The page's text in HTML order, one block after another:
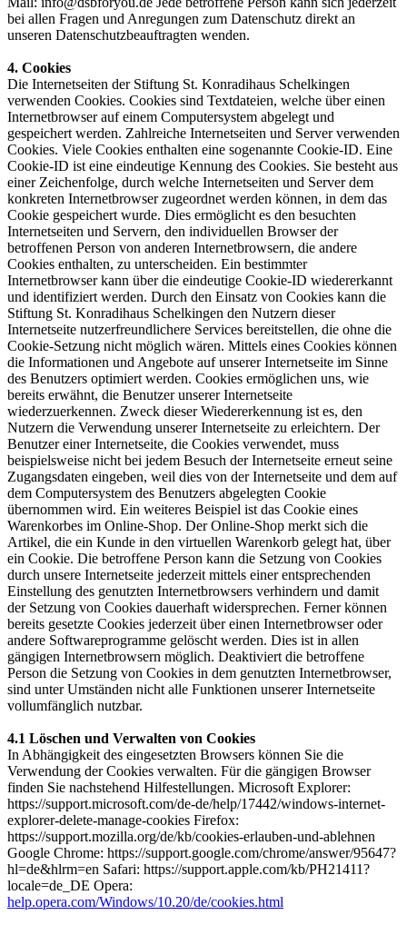
bei allen Fragen und Anregungen zum Datenschutz direkt an
unseren Datenschutzbeauftragten wenden.
4. Cookies
Die Internetseiten der Stiftung St. Konradihaus Schelkingen
verwenden Cookies. Cookies sind Textdateien, welche über einen
Internetbrowser auf einem Computersystem abgelegt und
gespeichert werden. Zahlreiche Internetseiten und Server verwenden
Cookies. Viele Cookies enthalten eine sogenannte Cookie-ID. Eine
Cookie-ID ist eine eindeutige Kennung des Cookies. Sie besteht aus
einer Zeichenfolge, durch welche Internetseiten und Server dem
konkreten Internetbrowser zugeordnet werden können, in dem das
Cookie gespeichert wurde. Dies ermöglicht es den besuchten
Internetseiten und Servern, den individuellen Browser der
betroffenen Person von anderen Internetbrowsern, die andere
Cookies enthalten, zu unterscheiden. Ein bestimmter
Internetbrowser kann über die eindeutige Cookie-ID wiedererkannt
und identifiziert werden. Durch den Einsatz von Cookies kann die
Stiftung St. Konradihaus Schelkingen den Nutzern dieser
Internetseite nutzerfreundlichere Services bereitstellen, die ohne die
Cookie-Setzung nicht möglich wären. Mittels eines Cookies können
die Informationen und Angebote auf unserer Internetseite im Sinne
des Benutzers optimiert werden. Cookies ermöglichen uns, wie
bereits erwähnt, die Benutzer unserer Internetseite
wiederzuerkennen. Zweck dieser Wiedererkennung ist es, den
Nutzern die Verwendung unserer Internetseite zu erleichtern. Der
Benutzer einer Internetseite, die Cookies verwendet, muss
beispielsweise nicht bei jedem Besuch der Internetseite erneut seine
Zugangsdaten eingeben, weil dies von der Internetseite und dem auf
dem Computersystem des Benutzers abgelegten Cookie
übernommen wird. Ein weiteres Beispiel ist das Cookie eines
Warenkorbes im Online-Shop. Der Online-Shop merkt sich die
Artikel, die ein Kunde in den virtuellen Warenkorb gelegt hat, über
ein Cookie. Die betroffene Person kann die Setzung von Cookies
durch unsere Internetseite jederzeit mittels einer entsprechenden
Einstellung des genutzten Internetbrowsers verhindern und damit
der Setzung von Cookies dauerhaft widersprechen. Ferner können
bereits gesetzte Cookies jederzeit über einen Internetbrowser oder
andere Softwareprogramme gelöscht werden. Dies ist in allen
gängigen Internetbrowsern möglich. Deaktiviert die betroffene
Person die Setzung von Cookies in dem genutzten Internetbrowser,
sind unter Umständen nicht alle Funktionen unserer Internetseite
vollumfänglich nutzbar.
4.1 Löschen und Verwalten von Cookies
In Abhängigkeit des eingesetzten Browsers können Sie die
Verwendung der Cookies verwalten. Für die gängigen Browser
finden Sie nachstehend Hilfestellungen. Microsoft Explorer:
https://support.microsoft.com/de-de/help/17442/windows-internet-
explorer-delete-manage-cookies Firefox:
https://support.mozilla.org/de/kb/cookies-erlauben-und-ablehnen
Google Chrome: https://support.google.com/chrome/answer/95647?
hl=de&hlrm=en Safari: https://support.apple.com/kb/PH21411?
locale=de_DE Opera:
help.opera.com/Windows/10.20/de/cookies.html